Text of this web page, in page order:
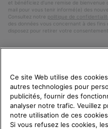
et bénéficiez d’une remise de bienvenue
mail pour vous tenir informé(e) des
Consultez notre politique de
des données vous concernant à des
disposez pour retirer votre consentement.
France
Ce site Web utilise des
autres technologies pour
publicités, fournir des
analyser notre trafic. Veuillez
notre utilisation de ces
Si vous refusez les cookies,